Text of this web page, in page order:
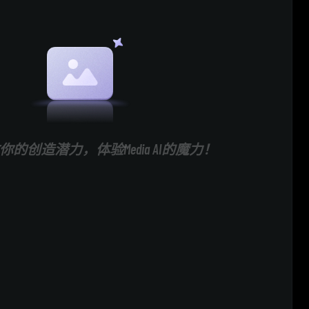
的创造潜力，体验Media AI的魔力！